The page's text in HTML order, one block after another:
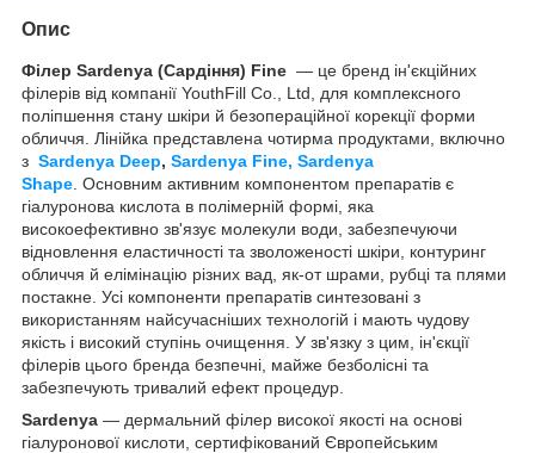
Опис
Філер Sardenya (Сардіння) Fine — це бренд ін'єкційних
філерів від компанії YouthFill Co., Ltd, для комплексного
поліпшення стану шкіри й безопераційної корекції форми
обличчя. Лінійка представлена чотирма продуктами, включно
з Sardenya Deep, Sardenya Fine, Sardenya
Shape . Основним активним компонентом препаратів є
гіалуронова кислота в полімерній формі, яка
високоефективно зв'язує молекули води, забезпечуючи
відновлення еластичності та зволоженості шкіри, контуринг
обличчя й елімінацію різних вад, як-от шрами, рубці та плями
постакне. Усі компоненти препаратів синтезовані з
використанням найсучасніших технологій і мають чудову
якість і високий ступінь очищення. У зв'язку з цим, ін'єкції
філерів цього бренда безпечні, майже безболісні та
забезпечують тривалий ефект процедур.
Sardenya — дермальний філер високої якості на основі
гіалуронової кислоти, сертифікований Європейським